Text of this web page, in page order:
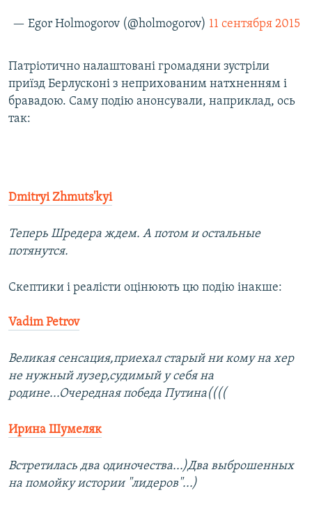
— Egor Holmogorov (@holmogorov) 11 сентября 2015
Патріотично налаштовані громадяни зустріли
приїзд Берлусконі з неприхованим натхненням і
бравадою. Саму подію анонсували, наприклад, ось
так:
Dmitryi Zhmuts'kyi
Теперь Шредера ждем. А потом и остальные
потянутся.
Скептики і реалісти оцінюють цю подію інакше:​
Vadim Petrov
Великая сенсация,приехал старый ни кому на хер
не нужный лузер,судимый у себя на
родине...Очередная победа Путина((((
Ирина Шумеляк
Встретилась два одиночества...)Два выброшенных
на помойку истории "лидеров"...)